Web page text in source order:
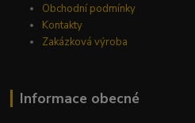
Obchodní podmínky
Kontakty
Zakázková výroba
Informace obecné